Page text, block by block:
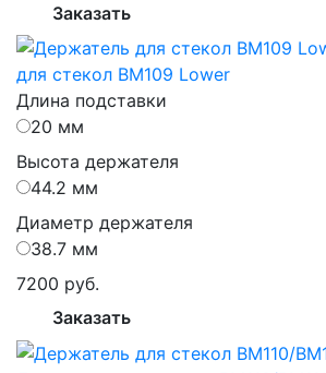
Заказать
для стекол BM109 Lower
Длина подставки
20 мм
Высота держателя
44.2 мм
Диаметр держателя
38.7 мм
7200 руб.
Заказать